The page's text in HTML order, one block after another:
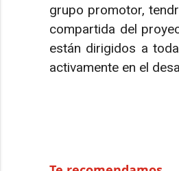
grupo promotor,
compartida del
están dirigidos a
activamente en el